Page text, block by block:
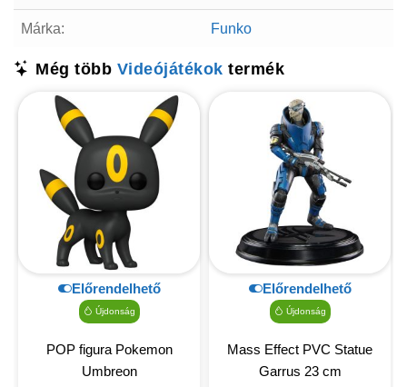
Márka: Funko
Még több Videójátékok termék
Előrendelhető
Újdonság
POP figura Pokemon
Umbreon
Előrendelhető
Újdonság
Mass Effect PVC Statue
Garrus 23 cm